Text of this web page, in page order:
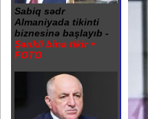
Sabiq sədr
Almaniyada tikinti
biznesinə başlayıb -
Şərikli bina tikir +
FOTO